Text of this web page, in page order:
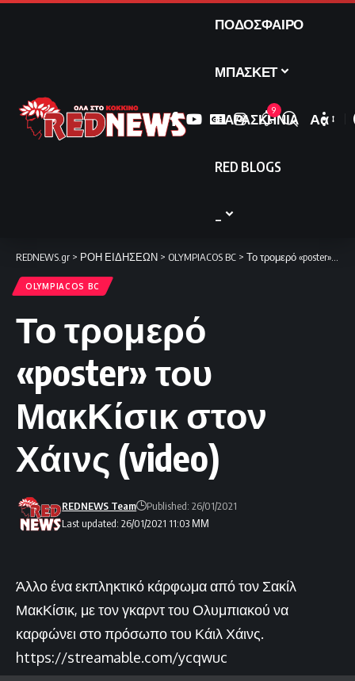
ΠΟΔΟΣΦΑΙΡΟ
ΜΠΑΣΚΕΤ
ΠΑΡΑΣΚΗΝΙΑ
RED BLOGS
9
Font
Αα
REDNEWS.gr > ΡΟΗ ΕΙΔΗΣΕΩΝ > OLYMPIACOS BC > Το τρομερό «poster» του ΜακΚίσικ στον Χάινς (video)
OLYMPIACOS BC
Το τρομερό
«poster» του
ΜακΚίσικ στον
Χάινς (video)
Last updated: 26/01/2021 11:03 ΜΜ
REDNEWS Team Published: 26/01/2021
Άλλο ένα εκπληκτικό κάρφωμα από τον Σακίλ
ΜακΚίσικ, με τον γκαρντ του Ολυμπιακού να
καρφώνει στο πρόσωπο του Κάιλ Χάινς.
https://streamable.com/ycqwuc